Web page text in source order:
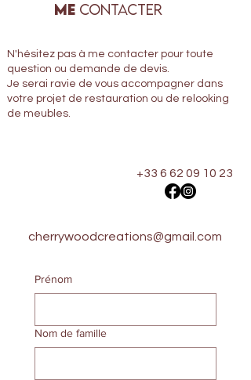
Me Contacter
N'hésitez pas à me contacter pour toute
question ou demande de devis.
Je serai ravie de vous accompagner dans
votre projet de restauration ou de relooking
de meubles.
+33 6 62 09 10 23
cherrywoodcreations@gmail.com
Prénom
Nom de famille